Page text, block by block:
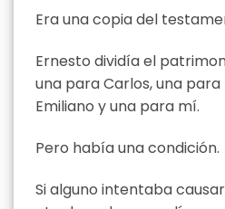
Era una copia del
Ernesto dividía el
una para Carlos, una
Emiliano y una para mí.
Pero había una condición.
Si alguno intentaba